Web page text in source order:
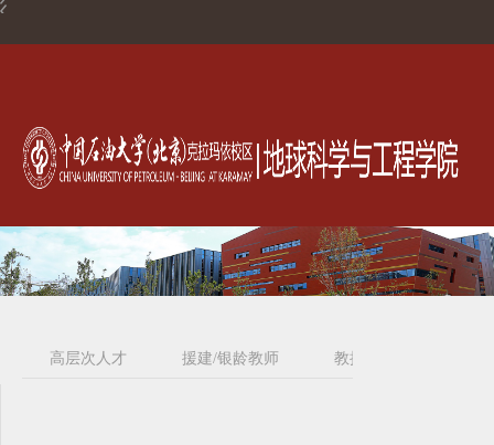
高层次人才 援建/银龄教师 教授